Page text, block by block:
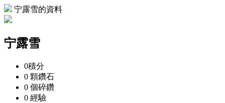
宁露雪的資料
宁露雪
0積分
0 顆鑽石
0 個碎鑽
0 經驗